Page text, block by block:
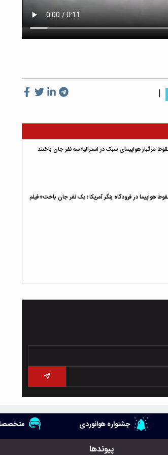
|
مرگبار هواپیمای سبک در استرالیا؛ سه نفر جان باختند
هواپیما در فرودگاه بنگر آمریکا ؛ یک نفر جان باخت+فیلم
جشنواره هوانوردی
پیوندها